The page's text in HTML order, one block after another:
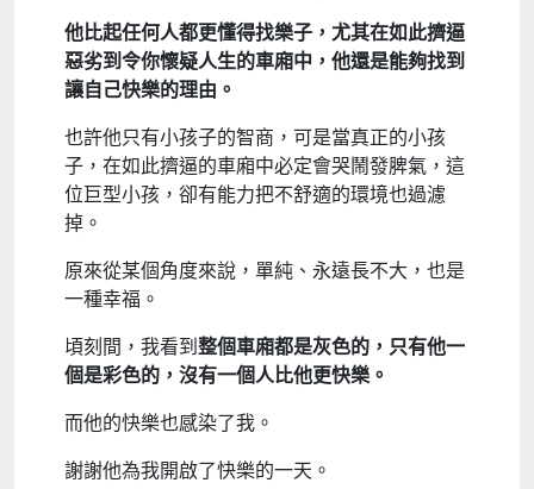
他比起任何人都更懂得找樂子，尤其在如此擠逼
惡劣到令你懷疑人生的車廂中，他還是能夠找到
讓自己快樂的理由。
也許他只有小孩子的智商，可是當真正的小孩
子，在如此擠逼的車廂中必定會哭鬧發脾氣，這
位巨型小孩，卻有能力把不舒適的環境也過濾
掉。
原來從某個角度來說，單純、永遠長不大，也是
一種幸福。
頃刻間，我看到整個車廂都是灰色的，只有他一
個是彩色的，沒有一個人比他更快樂。
而他的快樂也感染了我。
謝謝他為我開啟了快樂的一天。